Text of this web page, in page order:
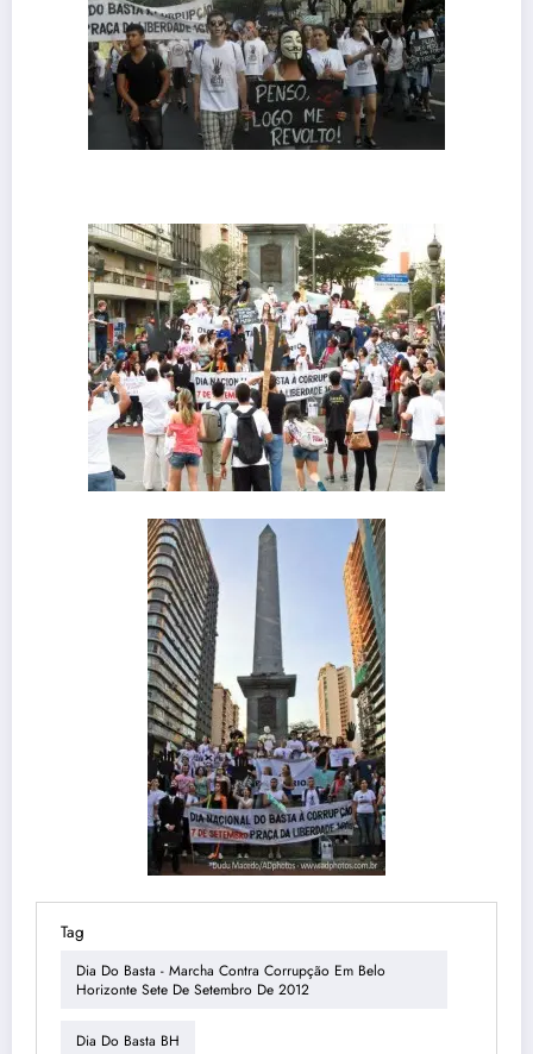
Tag
Dia Do Basta - Marcha Contra Corrupção Em Belo
Horizonte Sete De Setembro De 2012
Dia Do Basta BH